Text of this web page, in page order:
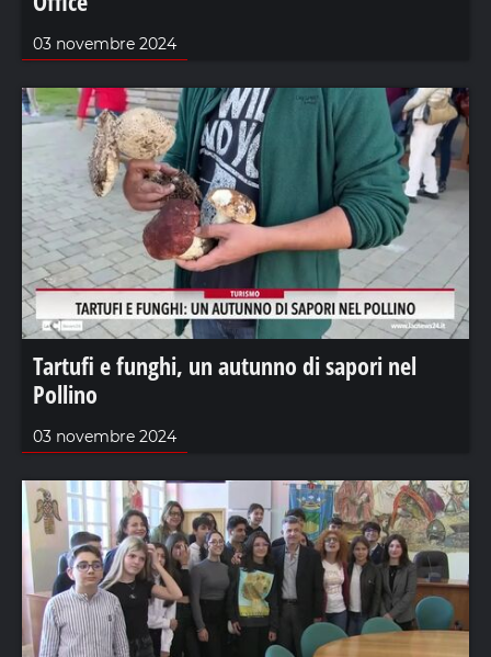
03 novembre 2024
Tartufi e funghi, un autunno di sapori nel
Pollino
03 novembre 2024